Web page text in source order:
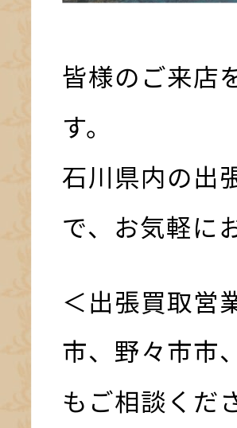
皆様のご来店
す。
石川県内の出
で、お気軽に
＜出張買取営
市、野々市市
もご相談くだ